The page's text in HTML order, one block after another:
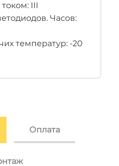
III
Часов:
температур: -20
Оплата